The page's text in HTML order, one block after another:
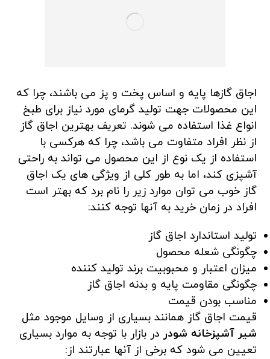
اجاق گازها پایه و اساس پخت و پز می باشند، چرا که
این محصولات جهت تولید گرمای مورد نیاز برای طبخ
انواع غذا استفاده می شوند. تعریف بهترین اجاق گاز
از نظر افراد متفاوت می باشد، چرا که هرکسی با
استفاده از یک نوع از این محصول می تواند به راحتی
آشپزی کند، اما به طور کلی از ویژگی های یک اجاق
گاز خوب می توان موارد زیر را نام برد که بهتر است
افراد در زمان خرید به آنها توجه کنند:
تولید استاندارد اجاق گاز
چگونگی شعله محصول
میزان اعتبار و محبوبیت برند تولید کننده
چگونگی مقاومت پایه و بدنه اجاق گاز
مناسب بودن قیمت
قیمت اجاق گاز همانند بسیاری از وسایل موجود مثل
شیر آشپزخانه شودر در بازار با توجه به موارد بسیاری
تعیین می شود که برخی از آنها عبارتند از: